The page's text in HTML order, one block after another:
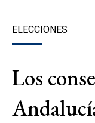
ELECCIONES
Los